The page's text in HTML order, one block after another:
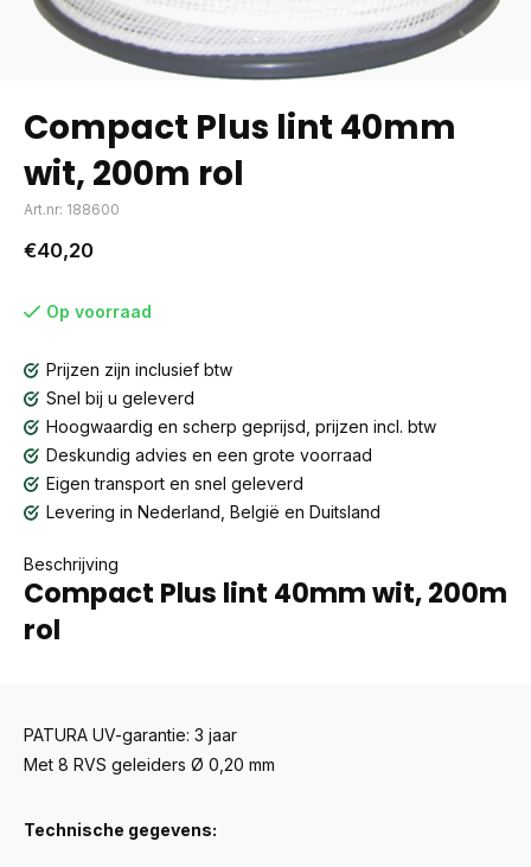
Compact Plus lint 40mm
wit, 200m rol
Art.nr: 188600
€40,20
Op voorraad
Prijzen zijn inclusief btw
Snel bij u geleverd
Hoogwaardig en scherp geprijsd, prijzen incl. btw
Deskundig advies en een grote voorraad
Eigen transport en snel geleverd
Levering in Nederland, België en Duitsland
Beschrijving
Compact Plus lint 40mm wit, 200m
rol
PATURA UV-garantie: 3 jaar
Met 8 RVS geleiders Ø 0,20 mm
Technische gegevens: